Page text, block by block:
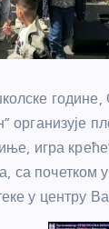
организује
игра
са почетком
у центру